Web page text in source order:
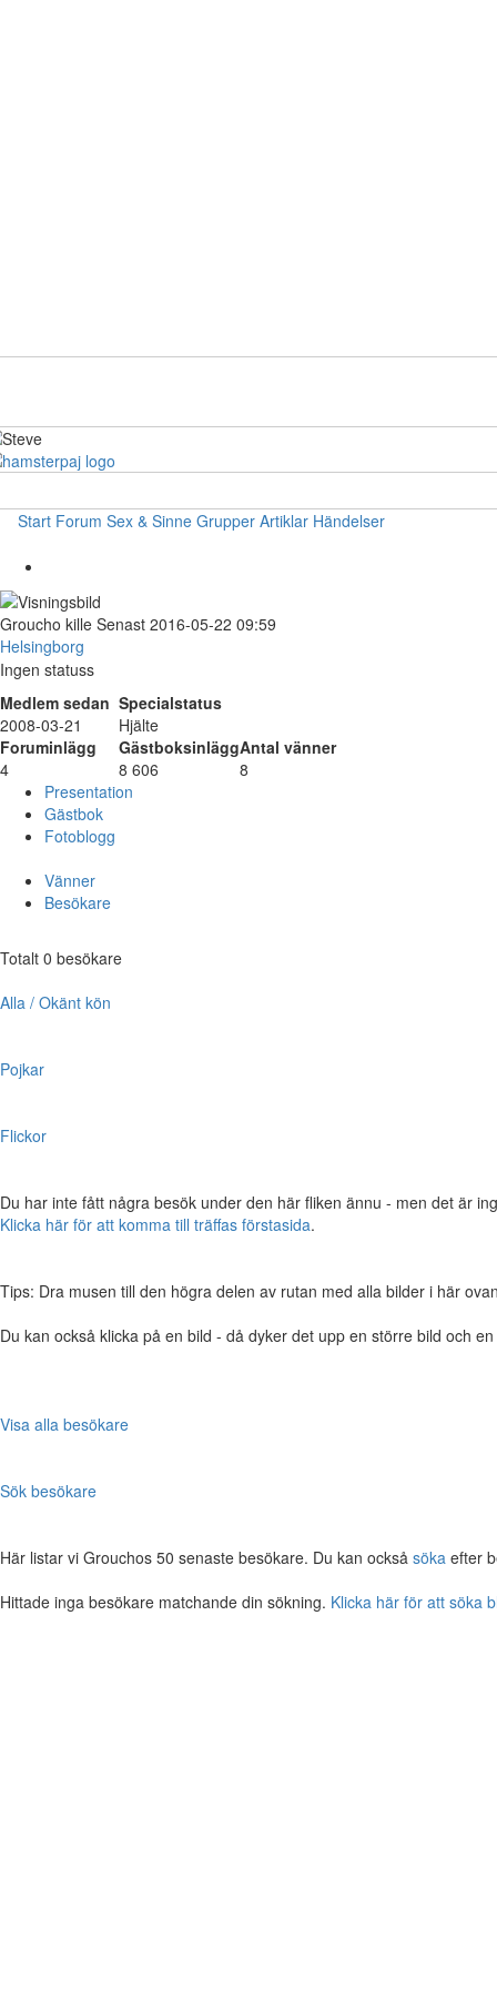
Start Forum Sex & Sinne Grupper Artiklar Händelser
Groucho kille Senast 2016-05-22 09:59
Helsingborg
Ingen statuss
Medlem sedan Specialstatus
2008-03-21
Hjälte
Foruminlägg
GästboksinläggAntal vänner
4
8 606
8
Presentation
Gästbok
Fotoblogg
Vänner
Besökare
Totalt 0 besökare
Alla / Okänt kön
Pojkar
Flickor
Du har inte fått några besök under den här fliken ännu - men det är
Klicka här för att komma till träffas förstasida.
Tips: Dra musen till den högra delen av rutan med alla bilder i här
Du kan också klicka på en bild - då dyker det upp en större bild och
Visa alla besökare
Sök besökare
Här listar vi Grouchos 50 senaste besökare. Du kan också söka efter
Hittade inga besökare matchande din sökning. Klicka här för att söka